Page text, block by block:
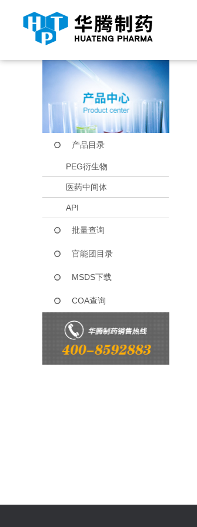
当前位置： 首页 产品中心
产品目录
PEG衍生物
医药中间体
API
批量查询
官能团目录
MSDS下载
COA查询